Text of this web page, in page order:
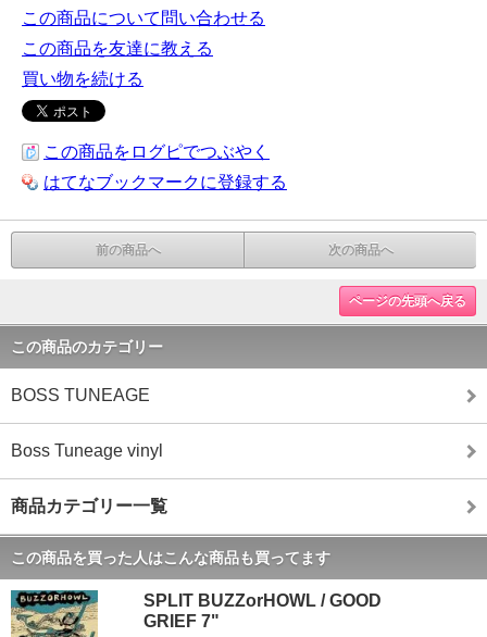
この商品について問い合わせる
この商品を友達に教える
買い物を続ける
この商品をログピでつぶやく
はてなブックマークに登録する
前の商品へ 次の商品へ
ページの先頭へ戻る
この商品のカテゴリー
BOSS TUNEAGE
Boss Tuneage vinyl
商品カテゴリー一覧
この商品を買った人はこんな商品も買ってます
SPLIT BUZZorHOWL / GOOD
GRIEF 7"